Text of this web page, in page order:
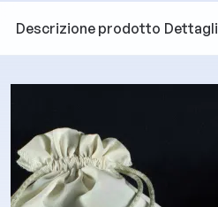
Descrizione prodotto Dettagli